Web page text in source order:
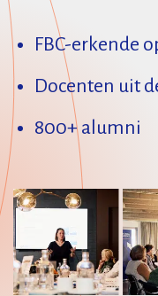
FBC-erkende
Docenten uit
800+ alumni